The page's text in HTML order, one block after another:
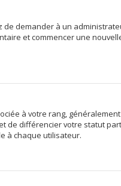
demander à un
et commencer une
à votre rang,
de différencier votre statut
à chaque utilisateur.